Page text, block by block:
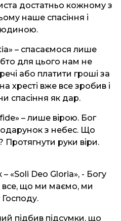
достатньо кожному з
наше спасіння і
– спасаємося лише
для цього нам не
або платити гроші за
хресті вже все зробив і
спасіння як дар.
– лише вірою. Бог
з небес. Що
руки віри.
– «Soli Deo Gloria», - Богу
все, що ми маємо, ми
підбив підсумки, що